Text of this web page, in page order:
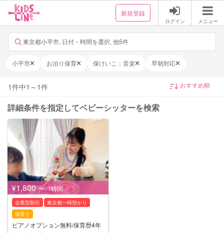
新規登録
ログイン メニュー
東京都小平市, 日付・時間を選択, 他5件
小平市 お泊り保育 保けいこ：音楽 早朝対応
1件中1 ～ 1件
詳細条件を指定してベビーシッターを検索
¥1,800 〜 /1時間
企業型割引
東京都一時預かり
保育士
ピアノオプション無料/保育歴4年